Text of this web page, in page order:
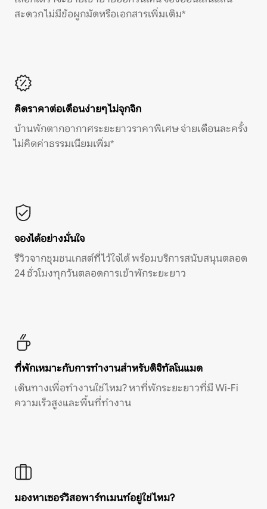
สะดวก ไม่มีข้อผูกมัดหรือเอกสารเพิ่มเติม*
คิดราคาต่อเดือนง่ายๆ ไม่จุกจิก
บ้านพักตากอากาศระยะยาวราคาพิเศษ จ่ายเดือนละครั้ง
ไม่คิดค่าธรรมเนียมเพิ่ม*
จองได้อย่างมั่นใจ
รีวิวจากชุมชนเกสต์ที่ไว้ใจได้ พร้อมบริการสนับสนุนตลอด
24 ชั่วโมงทุกวันตลอดการเข้าพักระยะยาว
ที่พักเหมาะกับการทำงานสำหรับดิจิทัลโนแมด
เดินทางเพื่อทำงานใช่ไหม? หาที่พักระยะยาวที่มี Wi-Fi
ความเร็วสูงและพื้นที่ทำงาน
มองหาเซอร์วิสอพาร์ทเมนท์อยู่ใช่ไหม?